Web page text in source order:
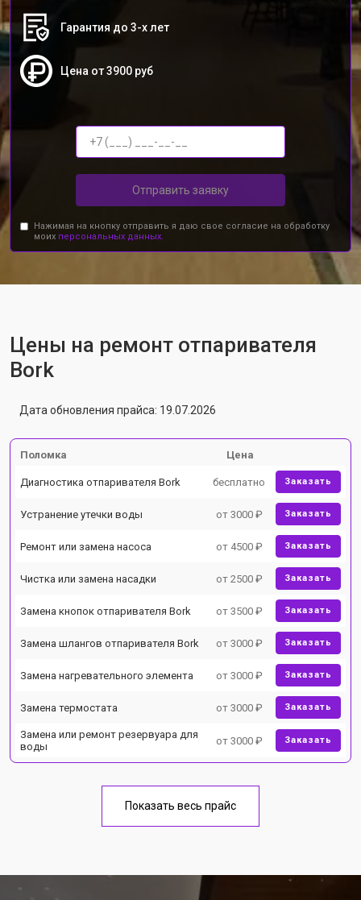
Гарантия до 3-х лет
Цена от 3900 руб
Отправить заявку
Нажимая на кнопку отправить я даю свое согласие на обработку
моих персональных данных.
Цены на ремонт отпаривателя
Bork
Дата обновления прайса: 19.07.2026
Поломка Цена
Диагностика отпаривателя Bork бесплатно Заказать
Устранение утечки воды от 3000 ₽ Заказать
Ремонт или замена насоса от 4500 ₽ Заказать
Чистка или замена насадки от 2500 ₽ Заказать
Замена кнопок отпаривателя Bork от 3500 ₽ Заказать
Замена шлангов отпаривателя Bork от 3000 ₽ Заказать
Замена нагревательного элемента от 3000 ₽ Заказать
Замена термостата от 3000 ₽ Заказать
Замена или ремонт резервуара для
воды
от 3000 ₽ Заказать
Показать весь прайс